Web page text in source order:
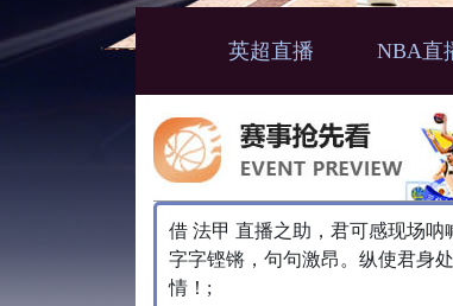
英超直播 NBA直
借 法甲 直播之助，君可感现场呐
字字铿锵，句句激昂。纵使君身
情！;